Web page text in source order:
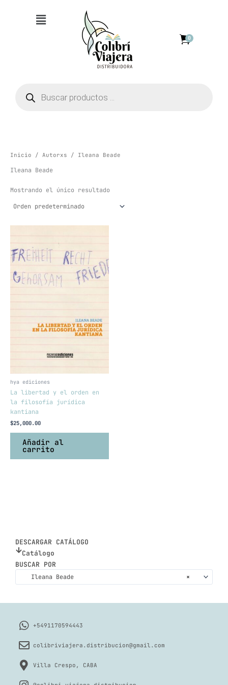
Menú
0
productos
DESCARGAR CATÁLOGO
Catálogo
BUSCAR POR
×
Ileana Beade
Inicio / Autorxs / Ileana Beade
Ileana Beade
Mostrando el único resultado
hya ediciones
La libertad y el orden en
la filosofía jurídica
kantiana
$25,000.00
Añadir al
carrito
+5491170594443
colibriviajera.distribucion@gmail.com
Villa Crespo, CABA